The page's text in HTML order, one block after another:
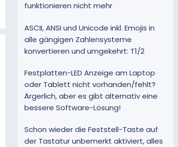
funktionieren nicht mehr
ASCII, ANSI und Unicode inkl. Emojis in
alle gängigen Zahlensysteme
konvertieren und umgekehrt: T1/2
Festplatten-LED Anzeige am Laptop
oder Tablett nicht vorhanden/fehlt?
Ärgerlich, aber es gibt alternativ eine
bessere Software-Lösung!
Schon wieder die Feststell-Taste auf
der Tastatur unbemerkt aktiviert, alles